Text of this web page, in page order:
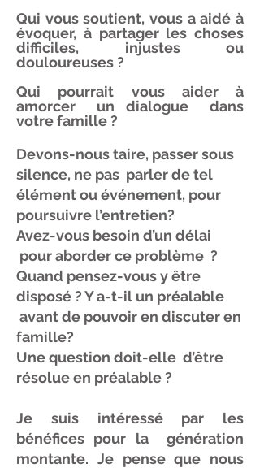
Qui vous soutient, vous a aidé à
évoquer, à partager les choses
difficiles, injustesou
douloureuses ?
Qui pourrait vous aider à
amorcer un dialogue dans
votre famille ?
Devons-nous taire, passer sous
silence, ne pas parler de tel
élément ou événement, pour
poursuivre l’entretien?
Avez-vous besoin d’un délai
pour aborder ce problème ?
Quand pensez-vous y être
disposé ? Y a-t-il un préalable
avant de pouvoir en discuter en
famille?
Une question doit-elle d’être
résolue en préalable ?
Je suis intéressé par les
bénéfices pour la génération
montante. Je pense que nous